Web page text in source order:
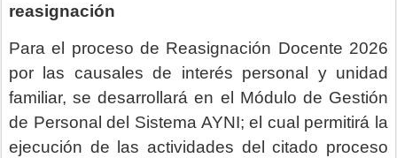
reasignación
Para el proceso de Reasignación Docente 2026
por las causales de interés personal y unidad
familiar, se desarrollará en el Módulo de Gestión
de Personal del Sistema AYNI; el cual permitirá la
ejecución de las actividades del citado proceso